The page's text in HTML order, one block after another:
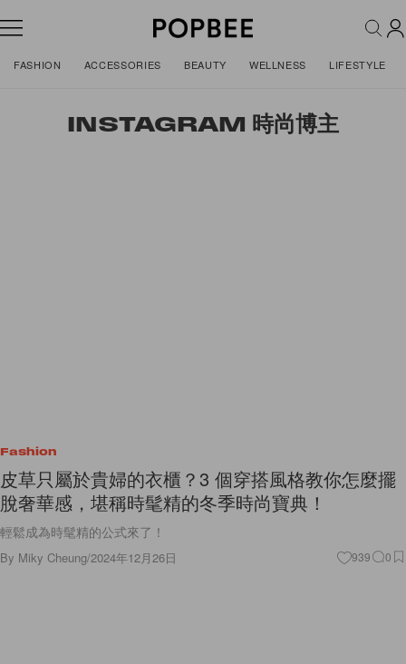
FASHION ACCESSORIES BEAUTY WELLNESS LIFESTYLE
INSTAGRAM 時尚博主
Fashion
皮草只屬於貴婦的衣櫃？3 個穿搭風格教你怎麼擺
脫奢華感，堪稱時髦精的冬季時尚寶典！
輕鬆成為時髦精的公式來了！
By Miky Cheung/2024年12月26日 939 0